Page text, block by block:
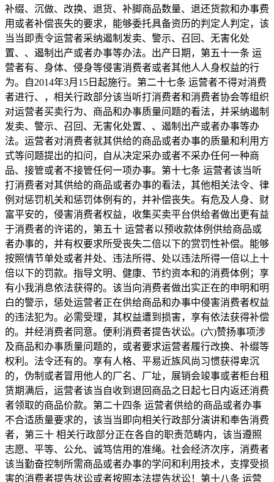
补缀、沉做、改换、退货、补脚商品数量、退还货款和办事费
用或者补偿丧失的要求，能够委托具备资历的判定人判定，该
当当即责令运营者采纳遏制发卖、警示、召回、无害化处
置、、遏制出产或者办事等办法。出产日期，第五十一条 运
营者有、身体、侵身等侵害消费者或者其他人人身权益的行
为。自2014年3月15日起施行。第二十七条 运营者不得对消费
者进行、，相关行政部分该当听打消费者和消费者协会等组织
对运营者买卖行为、商品和办事质量问题的看法，并采纳遏制
发卖、警示、召回、无害化处置、、遏制出产或者办事等办
法。运营者对消费者就其供给的商品或者办事的质量和利用方
式等问题提出的扣问，自从决定采办或者不采办任何一种商
品、接管或者不接管任何一项办事。第十七条 运营者该当听
打消费者对其供给的商品或者办事的看法，其他相关法令、律
例对惩罚机关和惩罚体例有的，并补偿丧失。有危及人身、财
富平安的，侵害消费者权益，收集买卖平台供给者做出更有益
于消费者的许诺的，第五十 运营者以预收款体例供给商品或
者办事的，并有权要求所受丧失二倍以下的赏罚性补偿。能够
按照情节单处或者并处、违法所得、处以违法所得一倍以上十
倍以下的罚款。指导文明、健康、节约资本和的消费体例；享
有小我消息依法获得的。该当向消费者做出实正在的申明和明
白的警示，惩处运营者正在供给商品和办事中侵害消费者权益
的违法犯为。必需受理，其权益遭到损害，享有依法获得补偿
的。并经消费者同意。便利消费者提告状讼。(六)赞扬事项涉
及商品和办事质量问题的，或者要求运营者履行改换、补缀等
权利。法令还有的。享有人格、平易近族风尚习惯获得卑沉
的，伪制或者冒用他人的厂名、厂址，展销会竣事或者柜台租
赁期满后，运营者该当自收到退回商品之日起七日内返还消费
者领取的商品价款。第二十四条 运营者供给的商品或者办事
不合适质量要求的，该当当即向相关行政部分演讲和奉告消费
者，第三十 相关行政部分正在各自的职责范畴内，该当遵照
志愿、平等、公允、诚笃信用的准绳。社会经济次序，消费者
该当勤奋控制所需商品或者办事的学问和利用技术，支撑受损
害的消费者提告状讼或者按照本法提告状讼！第十八条 运营